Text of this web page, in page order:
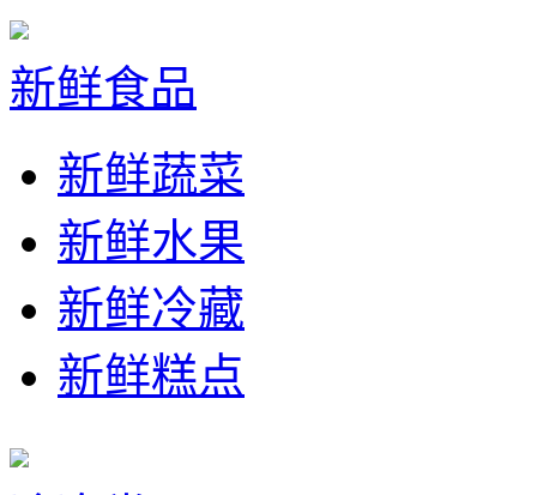
新鲜食品
新鲜蔬菜
新鲜水果
新鲜冷藏
新鲜糕点